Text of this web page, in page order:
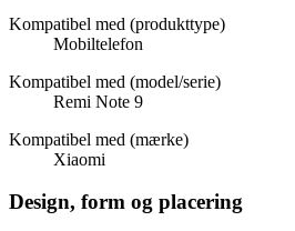
Kompatibel med (produkttype)
Mobiltelefon
Kompatibel med (model/serie)
Remi Note 9
Kompatibel med (mærke)
Xiaomi
Design, form og placering